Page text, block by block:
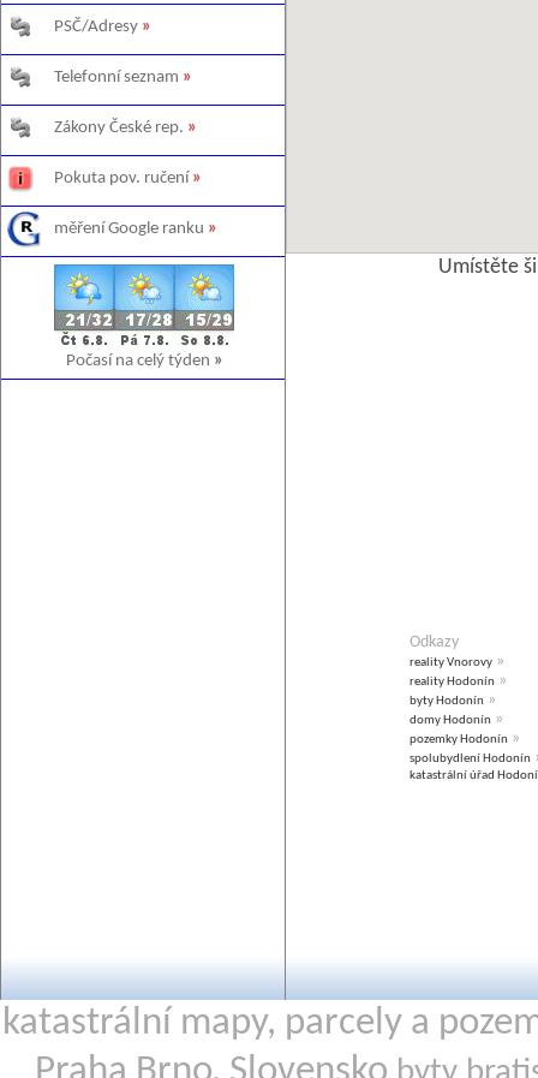
PSČ/Adresy »
Telefonní seznam »
Zákony České rep. »
Pokuta pov. ručení »
měření Google ranku »
Počasí na celý týden »
Umístěte
Odkazy
reality Vnorovy »
reality Hodonín »
byty Hodonín »
domy Hodonín »
pozemky Hodonín »
spolubydlení Hodonín
katastrální úřad
katastrální mapy, parcely a